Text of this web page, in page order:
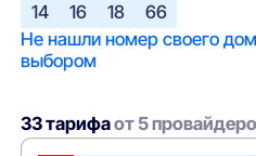
14
16 18
66
Не нашли номер своего
выбором
33 тарифаот 5